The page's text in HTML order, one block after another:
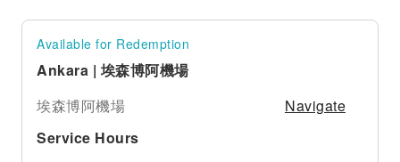
Available for Redemption
Ankara | 埃森博阿機場
埃森博阿機場
Navigate
Service Hours